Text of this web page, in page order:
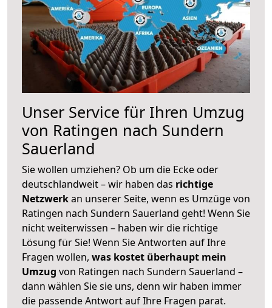
Unser Service für Ihren Umzug
von Ratingen nach Sundern
Sauerland
Sie wollen umziehen? Ob um die Ecke oder
deutschlandweit – wir haben das richtige
Netzwerkan unserer Seite, wenn es Umzüge von
Ratingen nach Sundern Sauerland geht! Wenn Sie
nicht weiterwissen – haben wir die richtige
Lösung für Sie! Wenn Sie Antworten auf Ihre
Fragen wollen, was kostet überhaupt mein
Umzug von Ratingen nach Sundern Sauerland –
dann wählen Sie sie uns, denn wir haben immer
die passende Antwort auf Ihre Fragen parat.